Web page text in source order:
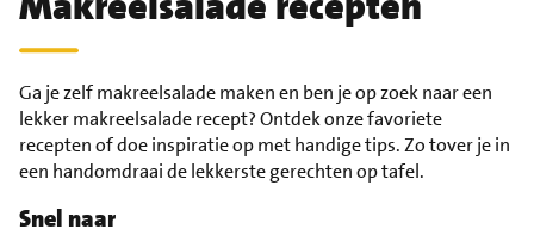
Ga je zelf makreelsalade maken en ben je op zoek naar een
lekker makreelsalade recept? Ontdek onze favoriete
recepten of doe inspiratie op met handige tips. Zo tover je in
een handomdraai de lekkerste gerechten op tafel.
Snel naar